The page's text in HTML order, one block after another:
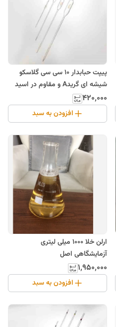
پیپت حبابدار 10 سی سی گلاسکو
شیشه ای گریدA و مقاوم در اسید
۴۲۰٬۰۰۰
افزودن به سبد
ارلن خلا 1000 میلی لیتری
آزمایشگاهی اصل
۱٬۹۵۰٬۰۰۰
افزودن به سبد